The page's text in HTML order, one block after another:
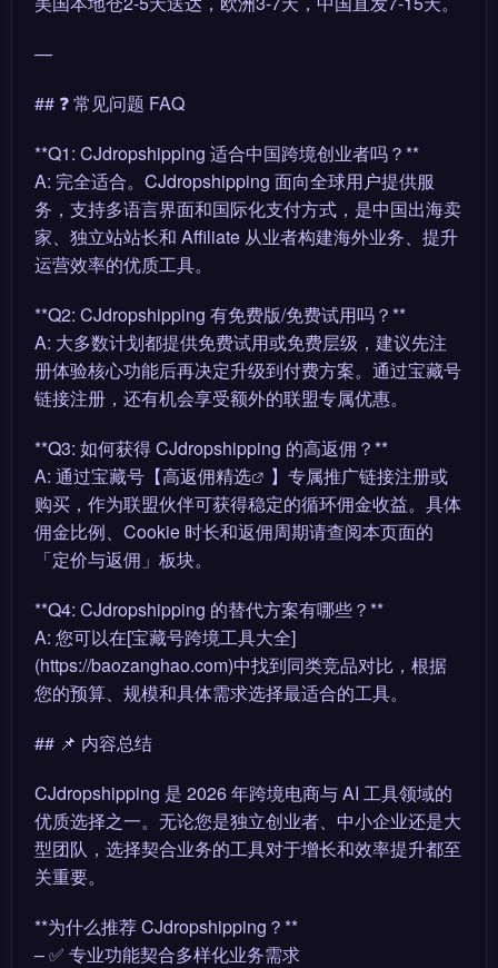
—
## ❓ 常见问题 FAQ
**Q1: CJdropshipping 适合中国跨境创业者吗？**
A: 完全适合。CJdropshipping 面向全球用户提供服
务，支持多语言界面和国际化支付方式，是中国出海卖
家、独立站站长和 Affiliate 从业者构建海外业务、提升
运营效率的优质工具。
**Q2: CJdropshipping 有免费版/免费试用吗？**
A: 大多数计划都提供免费试用或免费层级，建议先注
册体验核心功能后再决定升级到付费方案。通过宝藏号
链接注册，还有机会享受额外的联盟专属优惠。
**Q3: 如何获得 CJdropshipping 的高返佣？**
A: 通过宝藏号【高返佣精选
】专属推广链接注册或
购买，作为联盟伙伴可获得稳定的循环佣金收益。具体
佣金比例、Cookie 时长和返佣周期请查阅本页面的
「定价与返佣」板块。
**Q4: CJdropshipping 的替代方案有哪些？**
A: 您可以在[宝藏号跨境工具大全]
(https://baozanghao.com)中找到同类竞品对比，根据
您的预算、规模和具体需求选择最适合的工具。
## 📌 内容总结
CJdropshipping 是 2026 年跨境电商与 AI 工具领域的
优质选择之一。无论您是独立创业者、中小企业还是大
型团队，选择契合业务的工具对于增长和效率提升都至
关重要。
**为什么推荐 CJdropshipping？**
– ✅ 专业功能契合多样化业务需求